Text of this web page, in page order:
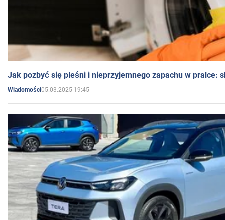
Jak pozbyć się pleśni i nieprzyjemnego zapachu w pralce:
Wiadomości05.03.2025 19:45